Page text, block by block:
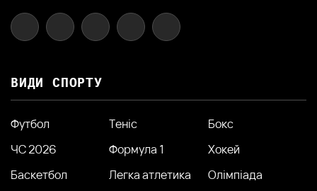
ВИДИ СПОРТУ
Футбол Теніс
Бокс
ЧС 2026
Формула 1
Хокей
Баскетбол
Легка атлетика
Олімпіада